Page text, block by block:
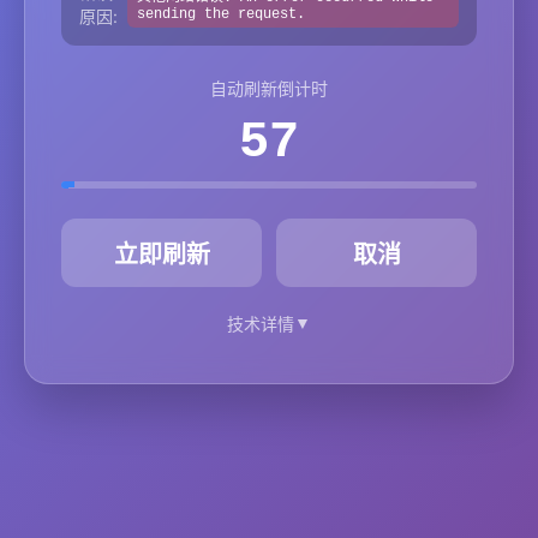
原因:
sending the request.
自动刷新倒计时
57
立即刷新 取消
技术详情▼